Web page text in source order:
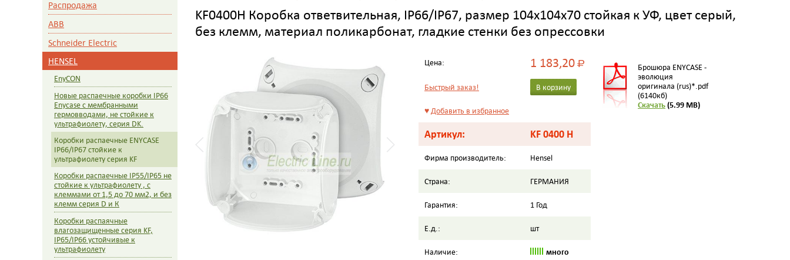
Распродажа
ABB
Schneider Electric
HENSEL
EnyCON
Новые распаечные коробки IP66
Enycase с мембранными
гермовводами, не стойкие к
ультрафиолету, серия DK.
Коробки распаечные ENYCASE
IP66/IP67 стойкие к
ультрафиолету серия KF
Коробки распаечные IP55/IP65 не
стойкие к ультрафиолету , с
клеммами от 1,5 до 70 мм2, и без
клемм серия D и К
Коробки распаячные
влагозащищенные серия KF,
IP65/IP66 устойчивые к
ультрафиолету
KF0400H Коробка ответвительная, IP66/IP67, размер 104х104х70 стойкая к УФ, цвет серый,
без клемм, материал поликарбонат, гладкие стенки без опрессовки
Цена: 1 183,20Р
Быстрый заказ! В корзину
♥Добавить в избранное
Артикул: KF 0400 H
Фирма производитель: Hensel
Страна: ГЕРМАНИЯ
Гарантия: 1 Год
Е.д.: шт
Наличие: много
Брошюра ENYCASE -
эволюция
оригинала (rus)*.pdf
(6140кб)
Скачать(5.99 MB)